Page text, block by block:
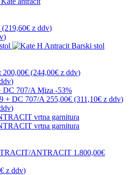
(219,60€ z ddv)
)
200,00€ (244,00€ z ddv)
)
-53%
+ DC 707/A 255,00€ (311,10€ z ddv)
)
ANTRACIT 1.800,00€
z ddv)